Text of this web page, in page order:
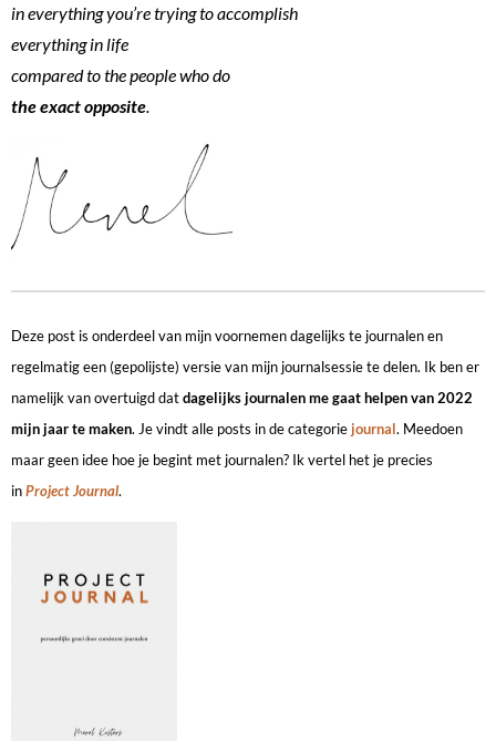
in everything you’re trying to accomplish
everything in life
compared to the people who do
the exact opposite
Deze post is onderdeel van mijn voornemen dagelijks te journalen en
regelmatig een (gepolijste) versie van mijn journalsessie te delen. Ik ben er
namelijk van overtuigd datdagelijks journalen me gaat helpen van 2022
mijn jaar te maken. Je vindt alle posts in de categoriejournal. Meedoen
maar geen idee hoe je begint met journalen? Ik vertel het je precies
inProject Journal.